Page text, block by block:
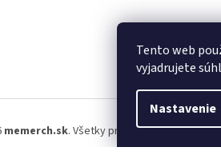
Tento web
vyjadrujete
Nastavenie
memerch.sk. Všetky práva vyhradené.